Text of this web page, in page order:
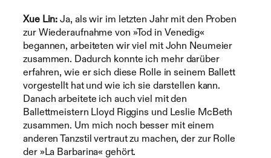
Xue Lin: Ja, als wir im letzten Jahr mit den Proben
zur Wiederaufnahme von »Tod in Venedig«
begannen, arbeiteten wir viel mit John Neumeier
zusammen. Dadurch konnte ich mehr darüber
erfahren, wie er sich diese Rolle in seinem Ballett
vorgestellt hat und wie ich sie darstellen kann.
Danach arbeitete ich auch viel mit den
Ballettmeistern Lloyd Riggins und Leslie McBeth
zusammen. Um mich noch besser mit einem
anderen Tanzstil vertraut zu machen, der zur Rolle
der »La Barbarina« gehört.